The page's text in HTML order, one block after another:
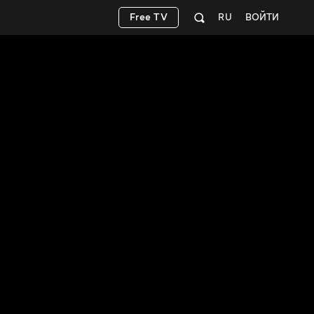
ВОЙТИ
RU
Free TV